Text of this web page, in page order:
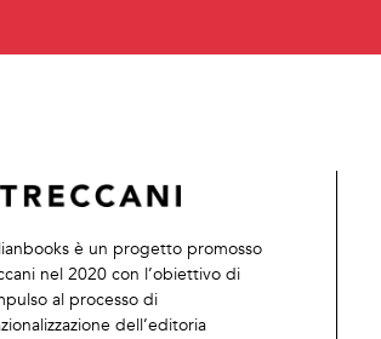
è un progetto promosso
nel 2020 con l’obiettivo di
al processo di
dell’editoria